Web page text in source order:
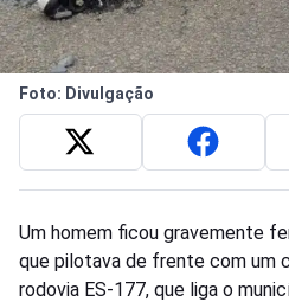
Foto: Divulgação
Um homem ficou gravemente
que pilotava de frente com um
rodovia ES-177, que liga o